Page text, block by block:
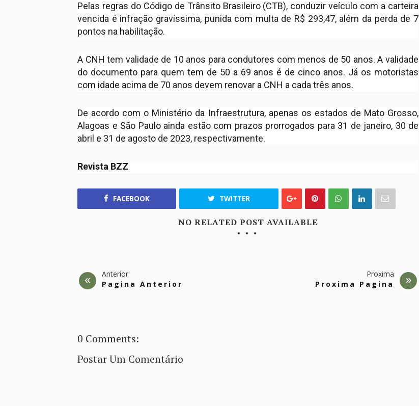
Pelas regras do Código de Trânsito Brasileiro (CTB), conduzir veículo com a carteira
vencida é infração gravíssima, punida com multa de R$ 293,47, além da perda de 7
pontos na habilitação.
A CNH tem validade de 10 anos para condutores com menos de 50 anos. A validade
do documento para quem tem de 50 a 69 anos é de cinco anos. Já os motoristas
com idade acima de 70 anos devem renovar a CNH a cada três anos.
De acordo com o Ministério da Infraestrutura, apenas os estados de Mato Grosso,
Alagoas e São Paulo ainda estão com prazos prorrogados para 31 de janeiro, 30 de
abril e 31 de agosto de 2023, respectivamente.
Revista BZZ
FACEBOOK TWITTER
NO RELATED POST AVAILABLE
Anterior
Pagina Anterior
Proxima
Proxima Pagina
0 Comments:
Postar Um Comentário